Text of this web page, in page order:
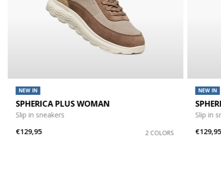
NEW IN
SPHERICA PLUS WOMAN
Slip in sneakers
€129,95
2 COLORS
NEW IN
Slip in
€129,95